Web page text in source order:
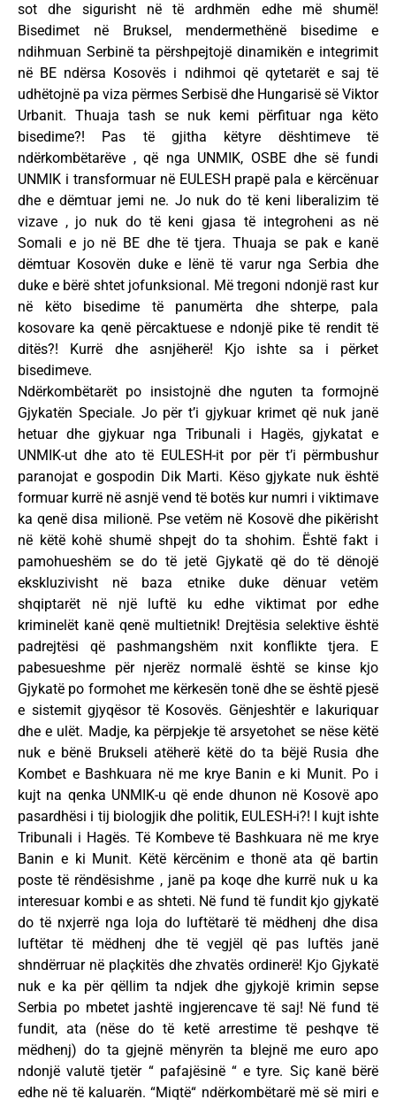
sot dhe sigurisht në të ardhmën edhe më shumë!
Bisedimet në Bruksel, mendermethënë bisedime e
ndihmuan Serbinë ta përshpejtojë dinamikën e integrimit
në BE ndërsa Kosovës i ndihmoi që qytetarët e saj të
udhëtojnë pa viza përmes Serbisë dhe Hungarisë së Viktor
Urbanit. Thuaja tash se nuk kemi përfituar nga këto
bisedime?! Pas të gjitha këtyre dështimeve të
ndërkombëtarëve , që nga UNMIK, OSBE dhe së fundi
UNMIK i transformuar në EULESH prapë pala e kërcënuar
dhe e dëmtuar jemi ne. Jo nuk do të keni liberalizim të
vizave , jo nuk do të keni gjasa të integroheni as në
Somali e jo në BE dhe të tjera. Thuaja se pak e kanë
dëmtuar Kosovën duke e lënë të varur nga Serbia dhe
duke e bërë shtet jofunksional. Më tregoni ndonjë rast kur
në këto bisedime të panumërta dhe shterpe, pala
kosovare ka qenë përcaktuese e ndonjë pike të rendit të
ditës?! Kurrë dhe asnjëherë! Kjo ishte sa i përket
bisedimeve.
Ndërkombëtarët po insistojnë dhe nguten ta formojnë
Gjykatën Speciale. Jo për t’i gjykuar krimet që nuk janë
hetuar dhe gjykuar nga Tribunali i Hagës, gjykatat e
UNMIK-ut dhe ato të EULESH-it por për t’i përmbushur
paranojat e gospodin Dik Marti. Këso gjykate nuk është
formuar kurrë në asnjë vend të botës kur numri i viktimave
ka qenë disa milionë. Pse vetëm në Kosovë dhe pikërisht
në këtë kohë shumë shpejt do ta shohim. Është fakt i
pamohueshëm se do të jetë Gjykatë që do të dënojë
ekskluzivisht në baza etnike duke dënuar vetëm
shqiptarët në një luftë ku edhe viktimat por edhe
kriminelët kanë qenë multietnik! Drejtësia selektive është
padrejtësi që pashmangshëm nxit konflikte tjera. E
pabesueshme për njerëz normalë është se kinse kjo
Gjykatë po formohet me kërkesën tonë dhe se është pjesë
e sistemit gjyqësor të Kosovës. Gënjeshtër e lakuriquar
dhe e ulët. Madje, ka përpjekje të arsyetohet se nëse këtë
nuk e bënë Brukseli atëherë këtë do ta bëjë Rusia dhe
Kombet e Bashkuara në me krye Banin e ki Munit. Po i
kujt na qenka UNMIK-u që ende dhunon në Kosovë apo
pasardhësi i tij biologjik dhe politik, EULESH-i?! I kujt ishte
Tribunali i Hagës. Të Kombeve të Bashkuara në me krye
Banin e ki Munit. Këtë kërcënim e thonë ata që bartin
poste të rëndësishme , janë pa koqe dhe kurrë nuk u ka
interesuar kombi e as shteti. Në fund të fundit kjo gjykatë
do të nxjerrë nga loja do luftëtarë të mëdhenj dhe disa
luftëtar të mëdhenj dhe të vegjël që pas luftës janë
shndërruar në plaçkitës dhe zhvatës ordinerë! Kjo Gjykatë
nuk e ka për qëllim ta ndjek dhe gjykojë krimin sepse
Serbia po mbetet jashtë ingjerencave të saj! Në fund të
fundit, ata (nëse do të ketë arrestime të peshqve të
mëdhenj) do ta gjejnë mënyrën ta blejnë me euro apo
ndonjë valutë tjetër “ pafajësinë “ e tyre. Siç kanë bërë
edhe në të kaluarën. “Miqtë“ ndërkombëtarë më së miri e